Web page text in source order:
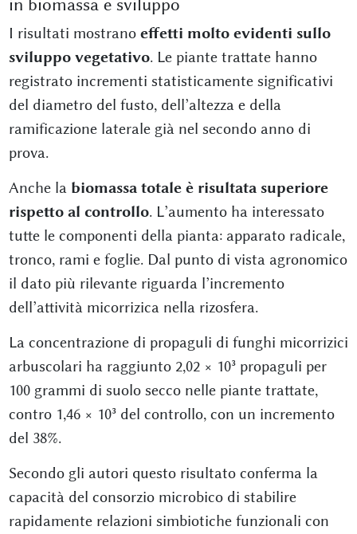
in biomassa e sviluppo
I risultati mostrano effetti molto evidenti sullo
sviluppo vegetativo. Le piante trattate hanno
registrato incrementi statisticamente significativi
del diametro del fusto, dell’altezza e della
ramificazione laterale già nel secondo anno di
prova.
Anche la biomassa totale è risultata superiore
rispetto al controllo. L’aumento ha interessato
tutte le componenti della pianta: apparato radicale,
tronco, rami e foglie. Dal punto di vista agronomico
il dato più rilevante riguarda l’incremento
dell’attività micorrizica nella rizosfera.
La concentrazione di propaguli di funghi micorrizici
arbuscolari ha raggiunto 2,02 × 10³ propaguli per
100 grammi di suolo secco nelle piante trattate,
contro 1,46 × 10³ del controllo, con un incremento
del 38%.
Secondo gli autori questo risultato conferma la
capacità del consorzio microbico di stabilire
rapidamente relazioni simbiotiche funzionali con